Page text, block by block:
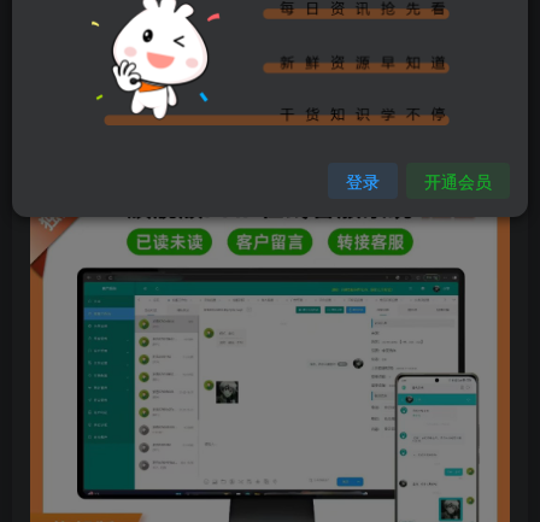
智能分配✔实名功能✔20种语言✔
(图片为部分截图)
登录 开通会员